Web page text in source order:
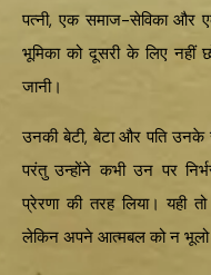
पत्नी, एक समाज-सेविका और
भूमिका को दूसरी के लिए
जानी।
उनकी बेटी, बेटा और पति
परंतु उन्होंने कभी उन पर
प्रेरणा की तरह लिया। यही
लेकिन अपने आत्मबल को न